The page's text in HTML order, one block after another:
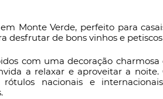
Monte Verde, perfeito para
de bons vinhos e petiscos
com uma decoração charmosa
a relaxar e aproveitar a noite.
nacionais e